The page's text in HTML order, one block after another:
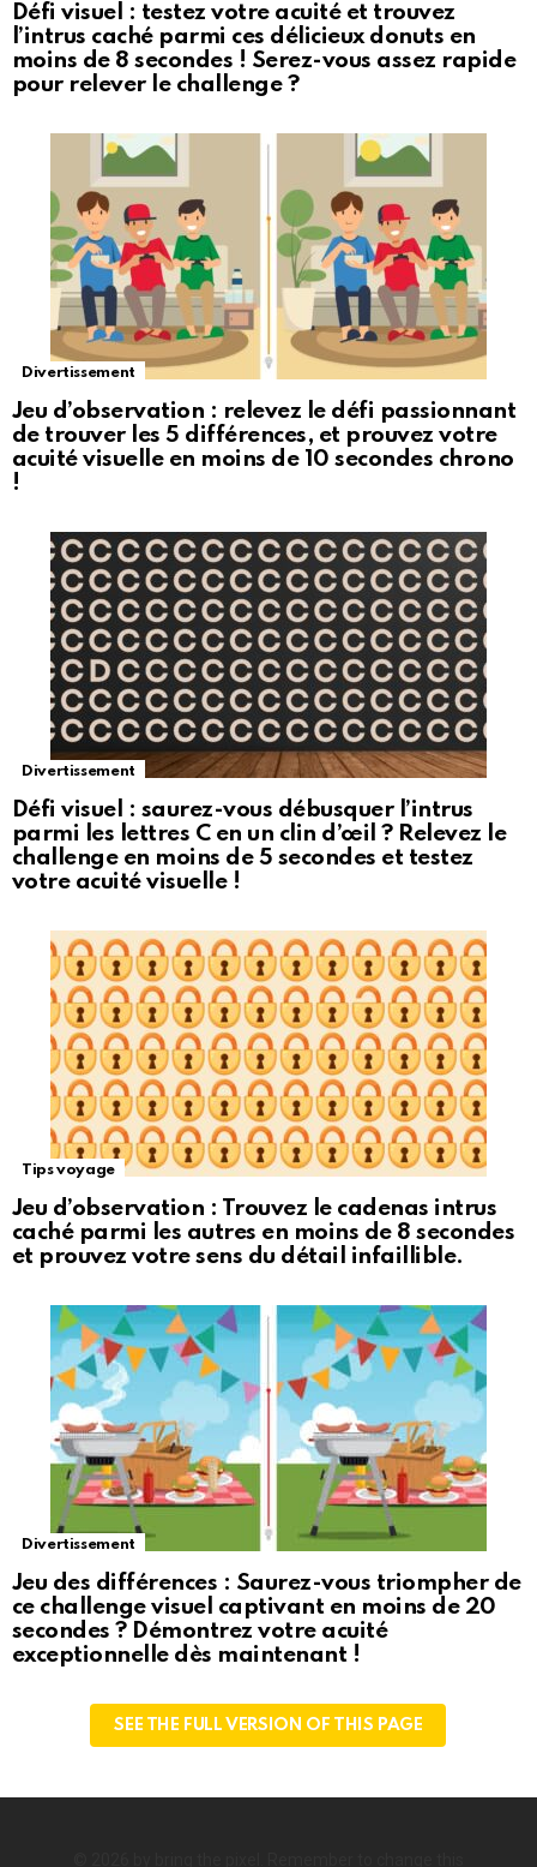
Défi visuel : testez votre acuité et trouvez
l’intrus caché parmi ces délicieux donuts en
moins de 8 secondes ! Serez-vous assez rapide
pour relever le challenge ?
Divertissement
Jeu d’observation : relevez le défi passionnant
de trouver les 5 différences, et prouvez votre
acuité visuelle en moins de 10 secondes chrono
!
Divertissement
Défi visuel : saurez-vous débusquer l’intrus
parmi les lettres C en un clin d’œil ? Relevez le
challenge en moins de 5 secondes et testez
votre acuité visuelle !
Tips voyage
Jeu d’observation : Trouvez le cadenas intrus
caché parmi les autres en moins de 8 secondes
et prouvez votre sens du détail infaillible.
Divertissement
Jeu des différences : Saurez-vous triompher de
ce challenge visuel captivant en moins de 20
secondes ? Démontrez votre acuité
exceptionnelle dès maintenant !
SEE THE FULL VERSION OF THIS PAGE